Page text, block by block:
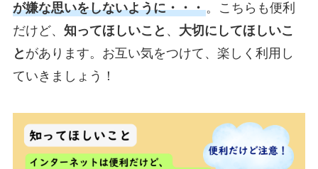
が嫌な思いをしないように・・・。こちらも便利
だけど、 知ってほしいこと 、 大切にしてほしいこ
と があります。お互い気をつけて、楽しく利用し
ていきましょう！